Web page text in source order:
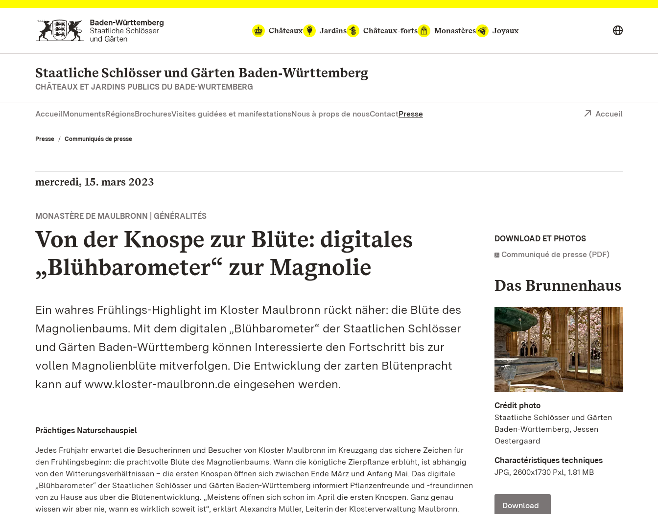
Vers la page d’accueil
Châteaux
Jardins Châteaux-forts Monastères Joyaux
Staatliche Schlösser und Gärten Baden‑Württemberg
CHÂTEAUX ET JARDINS PUBLICS DU BADE-WURTEMBERG
AccueilMonumentsRégionsBrochuresVisites guidées et manifestationsNous à props de nousContactPresse Accueil
Presse Communiqués de presse
mercredi, 15. mars 2023
MONASTÈRE DE MAULBRONN | GÉNÉRALITÉS
Von der Knospe zur Blüte: digitales
„Blühbarometer“ zur Magnolie
Ein wahres Frühlings-Highlight im Kloster Maulbronn rückt näher: die Blüte des
Magnolienbaums. Mit dem digitalen „Blühbarometer“ der Staatlichen Schlösser
und Gärten Baden-Württemberg können Interessierte den Fortschritt bis zur
vollen Magnolienblüte mitverfolgen. Die Entwicklung der zarten Blütenpracht
kann auf www.kloster-maulbronn.de eingesehen werden.
Prächtiges Naturschauspiel
Jedes Frühjahr erwartet die Besucherinnen und Besucher von Kloster Maulbronn im Kreuzgang das sichere Zeichen für
den Frühlingsbeginn: die prachtvolle Blüte des Magnolienbaums. Wann die königliche Zierpflanze erblüht, ist abhängig
von den Witterungsverhältnissen – die ersten Knospen öffnen sich zwischen Ende März und Anfang Mai. Das digitale
„Blühbarometer“ der Staatlichen Schlösser und Gärten Baden-Württemberg informiert Pflanzenfreunde und -freundinnen
von zu Hause aus über die Blütenentwicklung. „Meistens öffnen sich schon im April die ersten Knospen. Ganz genau
wissen wir aber nie, wann es wirklich soweit ist“, erklärt Alexandra Müller, Leiterin der Klosterverwaltung Maulbronn.
DOWNLOAD ET PHOTOS
Communiqué de presse (PDF)
Das Brunnenhaus
Crédit photo
Staatliche Schlösser und Gärten
Baden-Württemberg, Jessen
Oestergaard
Charactéristiques techniques
JPG, 2600x1730 Pxl, 1.81 MB
Download